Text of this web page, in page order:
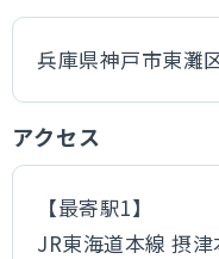
兵庫県神戸市東灘
アクセス
【最寄駅1】
JR東海道本線 摂